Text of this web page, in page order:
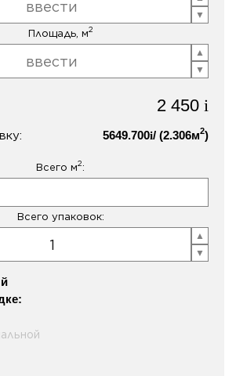
Площадь, м2
2 450 i
5649.700i/ (2.306м2)
Всего м2:
Всего упаковок: